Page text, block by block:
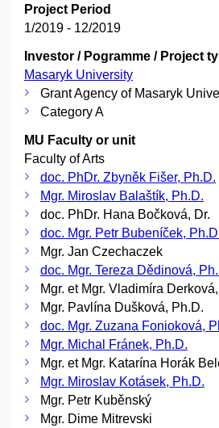
Project Period
1/2019 - 12/2019
Investor / Pogramme / Project
Masaryk University
Grant Agency of Masaryk
Category A
MU Faculty or unit
Faculty of Arts
doc. PhDr. Zbyněk Fišer, Ph.D.
Mgr. Miroslav Balaštík, Ph.D.
doc. PhDr. Hana Bočková, Dr.
doc. Mgr. Petr Bubeníček,
Mgr. Jan Czechaczek
doc. Mgr. Tereza Dědinová,
Mgr. et Mgr. Vladimíra
Mgr. Pavlína Dušková, Ph.D.
doc. Mgr. Zuzana Fonioková,
Mgr. Michal Fránek, Ph.D.
Mgr. et Mgr. Katarína Horák
Mgr. Miroslav Kotásek, Ph.D.
Mgr. Petr Kuběnský
Mgr. Dime Mitrevski